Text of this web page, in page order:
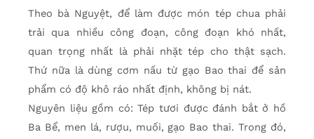
Theo bà Nguyệt, để làm được món tép chua phải
trải qua nhiều công đoạn, công đoạn khó nhất,
quan trọng nhất là phải nhặt tép cho thật sạch.
Thứ nữa là dùng cơm nấu từ gạo Bao thai để sản
phẩm có độ khô ráo nhất định, không bị nát.
Nguyên liệu gồm có: Tép tươi được đánh bắt ở hồ
Ba Bể, men lá, rượu, muối, gạo Bao thai. Trong đó,